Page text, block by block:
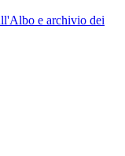
e archivio dei